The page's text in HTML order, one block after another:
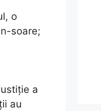
o
soare;
a
au